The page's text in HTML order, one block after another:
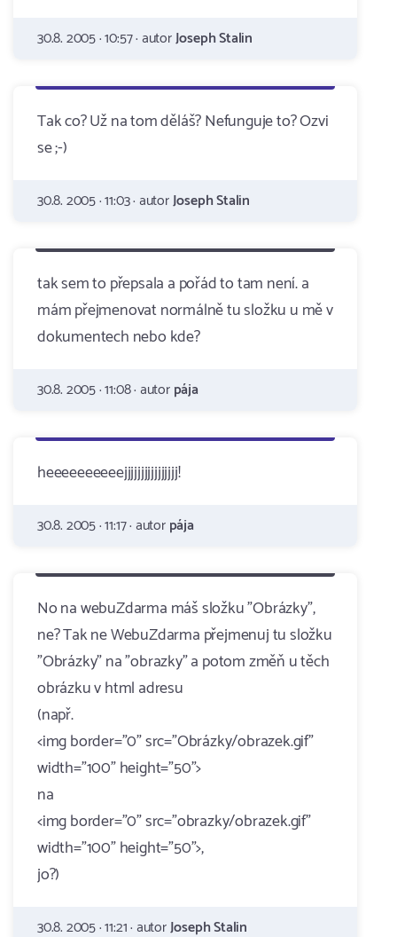
30.8. 2005 · 10:57 · autorJoseph Stalin
Tak co? Už na tom děláš? Nefunguje to? Ozvi
se ;-)
30.8. 2005 · 11:03 · autorJoseph Stalin
tak sem to přepsala a pořád to tam není. a
mám přejmenovat normálně tu složku u mě v
dokumentech nebo kde?
30.8. 2005 · 11:08 · autorpája
heeeeeeeeeejjjjjjjjjjjjjjjj!
30.8. 2005 · 11:17 · autorpája
No na webuZdarma máš složku "Obrázky",
ne? Tak ne WebuZdarma přejmenuj tu složku
"Obrázky" na "obrazky" a potom změň u těch
obrázku v html adresu
(např.
<img border="0" src="Obrázky/obrazek.gif"
width="100" height="50">
na
<img border="0" src="obrazky/obrazek.gif"
width="100" height="50">,
jo?)
30.8. 2005 · 11:21 · autorJoseph Stalin